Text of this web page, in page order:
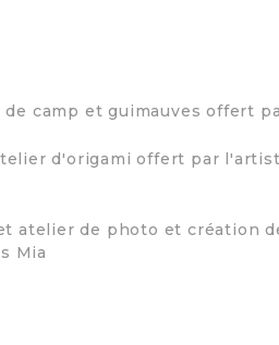
camp et guimauves offert
d'origami offert par
atelier de photo et création
Mia